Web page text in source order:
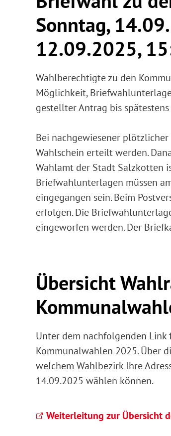
Sonntag,
12.09.2025,
Wahlberechtigte zu den
Möglichkeit,
gestellter Antrag bis
Bei nachgewiesener
Wahlschein erteilt werden.
Wahlamt der Stadt Salzkotten
Briefwahlunterlagen müssen
eingegangen sein. Beim
erfolgen. Die
eingeworfen werden. Der
Übersicht
Unter dem nachfolgenden Link
Kommunalwahlen 2025. Über
welchem Wahlbezirk Ihre
14.09.2025 wählen können.
Weiterleitung zur Übersicht